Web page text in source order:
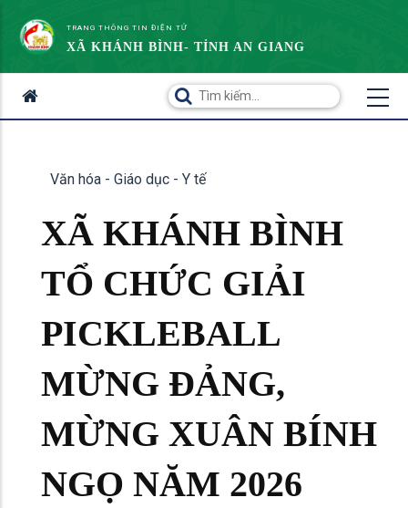
TRANG THÔNG TIN ĐIỆN TỬ
XÃ KHÁNH BÌNH- TỈNH AN GIANG
Văn hóa - Giáo dục - Y tế
XÃ KHÁNH BÌNH
TỔ CHỨC GIẢI
PICKLEBALL
MỪNG ĐẢNG,
MỪNG XUÂN BÍNH
NGỌ NĂM 2026